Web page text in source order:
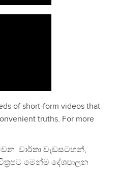
of short-form videos that
truths. For more
වාර්තා වැඩසටහන්,
මෙන්ම දේශපාලන